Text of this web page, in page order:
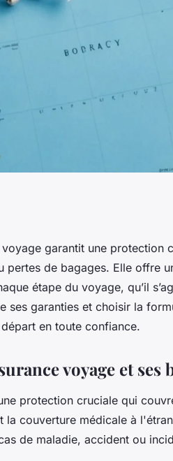
pour un
voyage garantit une protection
pertes de bagages. Elle offre
étape du voyage, qu’il
ses garanties et choisir la
en toute confiance.
voyage et ses
protection cruciale qui
la couverture médicale à
de maladie, accident ou